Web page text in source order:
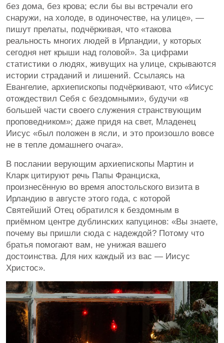
без дома, без крова; если бы вы встречали его
снаружи, на холоде, в одиночестве, на улице», —
пишут прелаты, подчёркивая, что «такова
реальность многих людей в Ирландии, у которых
сегодня нет крыши над головой». За цифрами
статистики о людях, живущих на улице, скрываются
истории страданий и лишений. Ссылаясь на
Евангелие, архиепископы подчёркивают, что «Иисус
отождествил Себя с бездомными», будучи «в
большей части своего служения странствующим
проповедником»; даже придя на свет, Младенец
Иисус «был положен в ясли, и это произошло вовсе
не в тепле домашнего очага».
В послании верующим архиепископы Мартин и
Кларк цитируют речь Папы Франциска,
произнесённую во время апостольского визита в
Ирландию в августе этого года, с которой
Святейший Отец обратился к бездомным в
приёмном центре дублинских капуцинов: «Вы знаете,
почему вы пришли сюда с надеждой? Потому что
братья помогают вам, не унижая вашего
достоинства. Для них каждый из вас — Иисус
Христос».